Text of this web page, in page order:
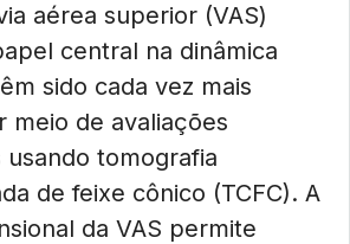
aérea superior (VAS)
central na dinâmica
sido cada vez mais
meio de avaliações
usando tomografia
de feixe cônico (TCFC). A
da VAS permite